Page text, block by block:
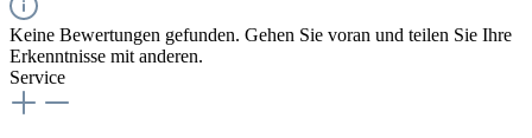
Keine Bewertungen gefunden. Gehen Sie voran und teilen Sie Ihre
Erkenntnisse mit anderen.
Service